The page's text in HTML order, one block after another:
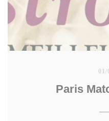
01/
Paris